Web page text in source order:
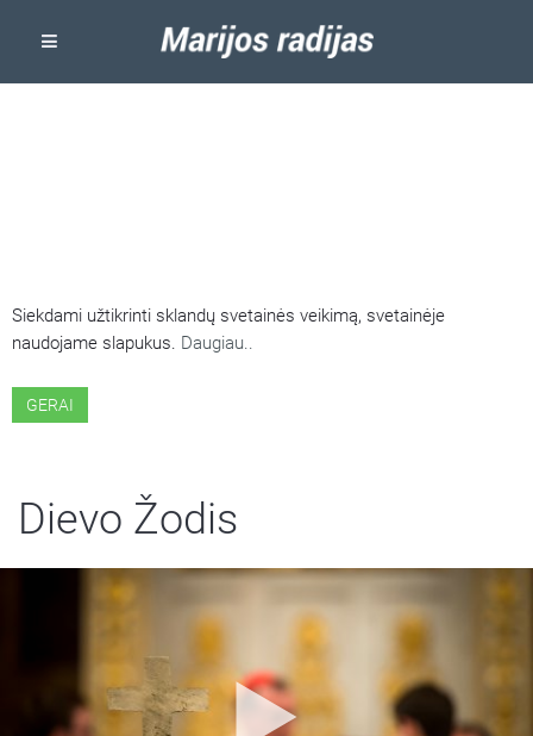
Siekdami užtikrinti sklandų svetainės veikimą, svetainėje
naudojame slapukus. Daugiau..
GERAI
Dievo Žodis